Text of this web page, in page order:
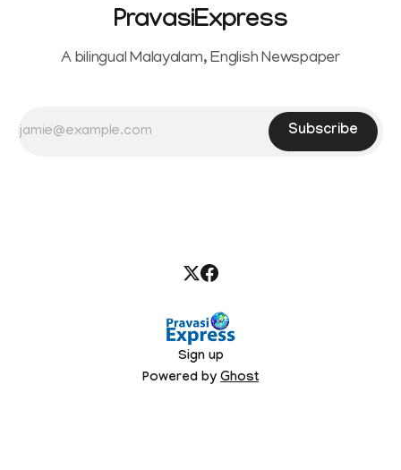
PravasiExpress
A bilingual Malayalam, English Newspaper
Subscribe
Sign up
Powered by Ghost